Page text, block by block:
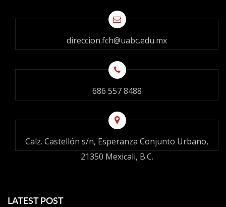
direccion.fch@uabc.edu.mx
686 557 8488
Calz. Castellón s/n, Esperanza Conjunto Urbano,
21350 Mexicali, B.C.
LATEST POST